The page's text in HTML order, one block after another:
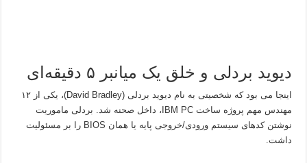
دیوید بردلی و خلق یک میانبر ۵ دقیقه‌ای
اینجا می بود که شخصیتی به نام دیوید بردلی (David Bradley)، یکی از ۱۲
مهندس مهم پروژه ساخت IBM PC، داخل صحنه شد. بردلی ماموریت
نوشتن کدهای سیستم ورودی/خروجی پایه یا همان BIOS را بر مسئولیت
داشت.